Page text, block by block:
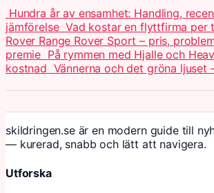
Hundra år av ensamhet: Handling,
jämförelse Vad kostar en flyttfirma per
Rover Range Rover Sport – pris,
premie På rymmen med Hjalle och
kostnad Vännerna och det gröna ljuset
skildringen.se är en modern guide till
— kurerad, snabb och lätt att navigera.
Utforska